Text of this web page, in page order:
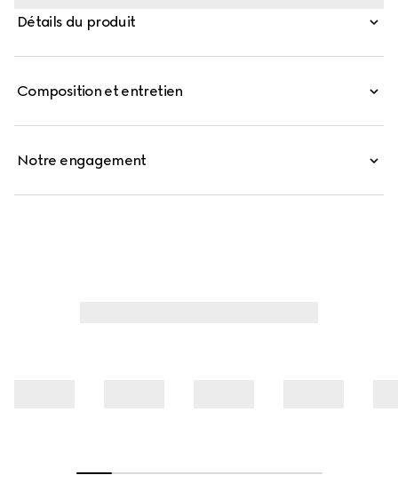
Détails du produit
Composition et entretien
Notre engagement